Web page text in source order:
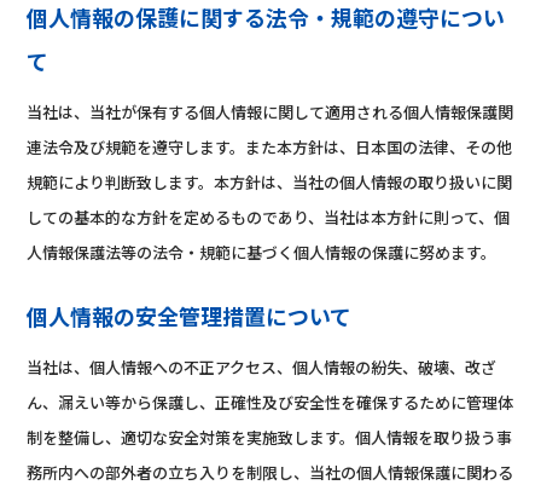
個人情報の保護に関する法令・規範の遵守につい
て
当社は、当社が保有する個人情報に関して適用される個人情報保護関
連法令及び規範を遵守します。また本方針は、日本国の法律、その他
規範により判断致します。本方針は、当社の個人情報の取り扱いに関
しての基本的な方針を定めるものであり、当社は本方針に則って、個
人情報保護法等の法令・規範に基づく個人情報の保護に努めます。
個人情報の安全管理措置について
当社は、個人情報への不正アクセス、個人情報の紛失、破壊、改ざ
ん、漏えい等から保護し、正確性及び安全性を確保するために管理体
制を整備し、適切な安全対策を実施致します。個人情報を取り扱う事
務所内への部外者の立ち入りを制限し、当社の個人情報保護に関わる